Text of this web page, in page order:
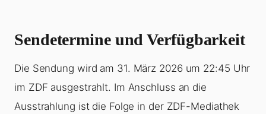
Sendetermine und Verfügbarkeit
Die Sendung wird am 31. März 2026 um 22:45 Uhr
im ZDF ausgestrahlt. Im Anschluss an die
Ausstrahlung ist die Folge in der ZDF-Mediathek